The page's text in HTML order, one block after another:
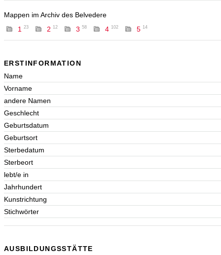
Mappen im Archiv des Belvedere
1
23 2 12 3 58 4 102 5 14
ERSTINFORMATION
Name
Vorname
andere Namen
Geschlecht
Geburtsdatum
Geburtsort
Sterbedatum
Sterbeort
lebt/e in
Jahrhundert
Kunstrichtung
Stichwörter
AUSBILDUNGSSTÄTTE